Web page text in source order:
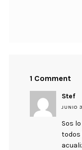
1 Comment
Stef
JUNIO
Sos
todos